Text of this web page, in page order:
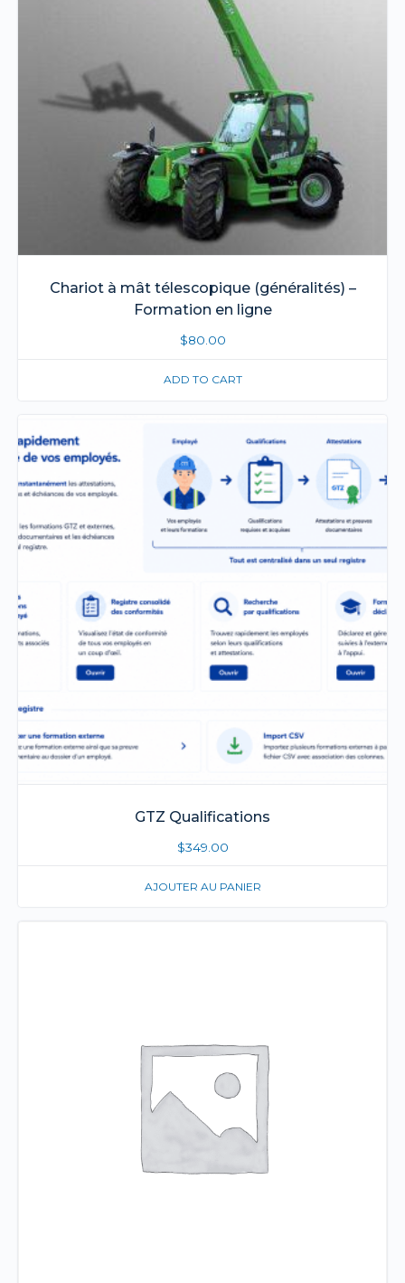
Chariot à mât télescopique (généralités) –
Formation en ligne
$80.00
ADD TO CART
GTZ Qualifications
$349.00
AJOUTER AU PANIER